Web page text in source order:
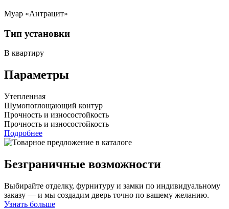
Муар «Антрацит»
Тип установки
В квартиру
Параметры
Утепленная
Шумопоглощающий контур
Прочность и износостойкость
Прочность и износостойкость
Подробнее
Безграничные возможности
Выбирайте отделку, фурнитуру и замки по индивидуальному
заказу — и мы создадим дверь точно по вашему желанию.
Узнать больше